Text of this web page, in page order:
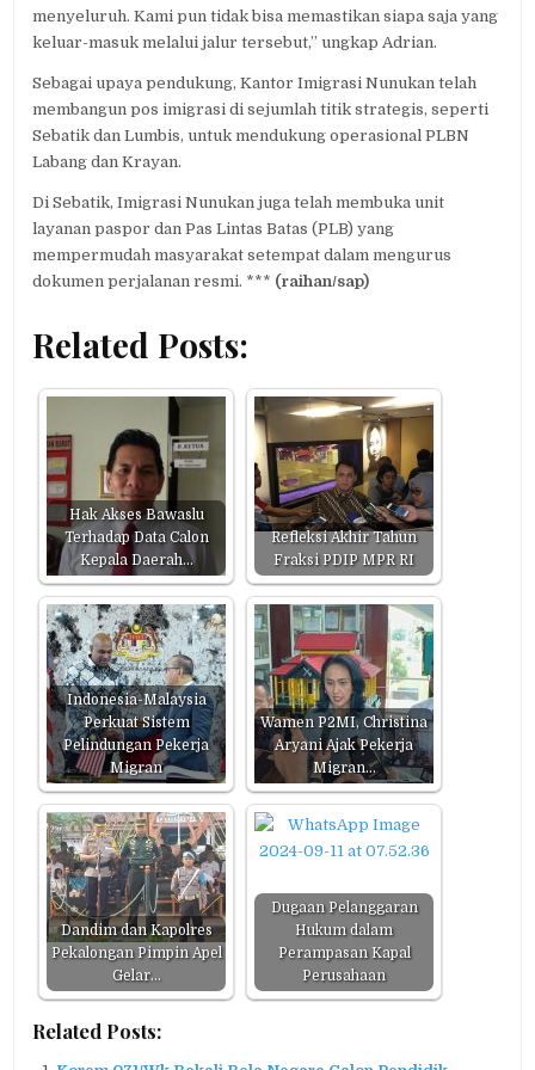
menyeluruh. Kami pun tidak bisa memastikan siapa saja yang
keluar-masuk melalui jalur tersebut,” ungkap Adrian.
Sebagai upaya pendukung, Kantor Imigrasi Nunukan telah
membangun pos imigrasi di sejumlah titik strategis, seperti
Sebatik dan Lumbis, untuk mendukung operasional PLBN
Labang dan Krayan.
Di Sebatik, Imigrasi Nunukan juga telah membuka unit
layanan paspor dan Pas Lintas Batas (PLB) yang
mempermudah masyarakat setempat dalam mengurus
dokumen perjalanan resmi. *** (raihan/sap)
Related Posts:
Hak Akses Bawaslu
Terhadap Data Calon
Kepala Daerah…
Refleksi Akhir Tahun
Fraksi PDIP MPR RI
Indonesia-Malaysia
Perkuat Sistem
Pelindungan Pekerja
Migran
Wamen P2MI, Christina
Aryani Ajak Pekerja
Migran…
Dandim dan Kapolres
Pekalongan Pimpin Apel
Gelar…
Dugaan Pelanggaran
Hukum dalam
Perampasan Kapal
Perusahaan
Related Posts: